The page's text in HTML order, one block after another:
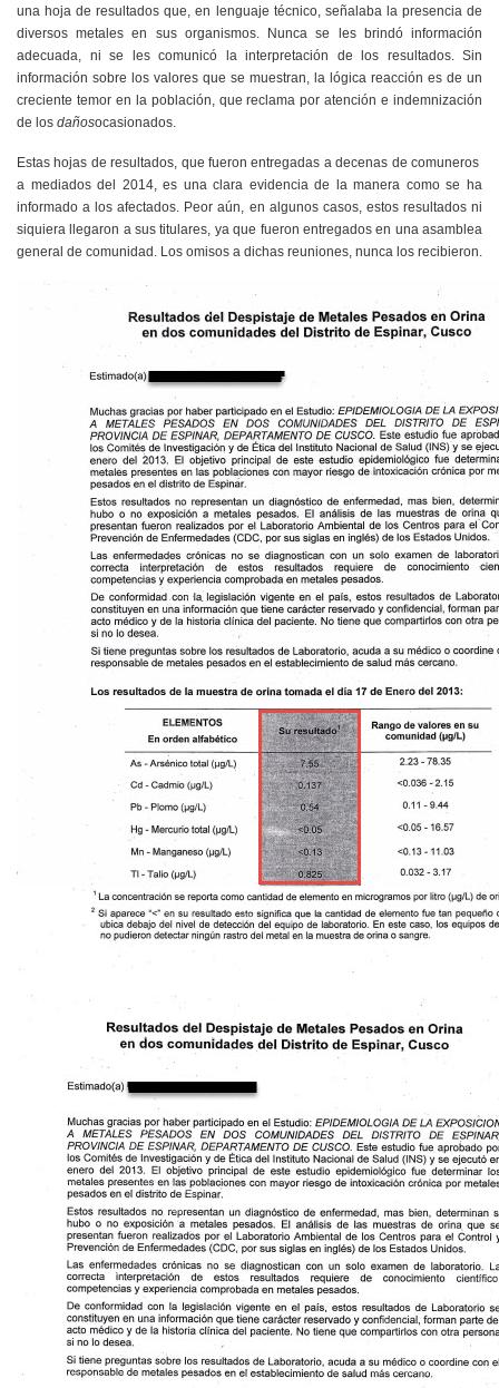
una hoja de resultados que, en lenguaje técnico, señalaba la presencia de
diversos metales en sus organismos. Nunca se les brindó información
adecuada, ni se les comunicó la interpretación de los resultados. Sin
información sobre los valores que se muestran, la lógica reacción es de un
creciente temor en la población, que reclama por atención e indemnización
de los dañosocasionados.
Estas hojas de resultados, que fueron entregadas a decenas de comuneros
a mediados del 2014, es una clara evidencia de la manera como se ha
informado a los afectados. Peor aún, en algunos casos, estos resultados ni
siquiera llegaron a sus titulares, ya que fueron entregados en una asamblea
general de comunidad. Los omisos a dichas reuniones, nunca los recibieron.